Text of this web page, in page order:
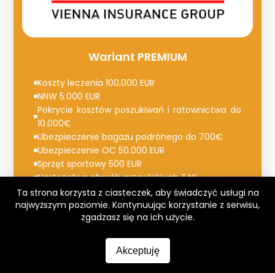
Wariant PREMIUM
Koszty leczenia 100.000 EUR
NNW 5.000 EUR
Pokrycie kosztów poszukiwań i ratownictwa do
10.000€
Ubezpieczenie bagażu podrónego do 700€
Ubezpieczenie OC 50.000 EUR
Sprzęt sportowy 500 EUR
Następstwa chorób przewlekłych TAK
Ochrona dla szkód powstałych pod wpływem
alkoholu w zakresie KL i NNW TAK
Ta strona korzysta z ciasteczek, aby świadczyć usługi na
najwyższym poziomie. Kontynuując korzystanie z serwisu,
zgadzasz się na ich użycie.
Akceptuję